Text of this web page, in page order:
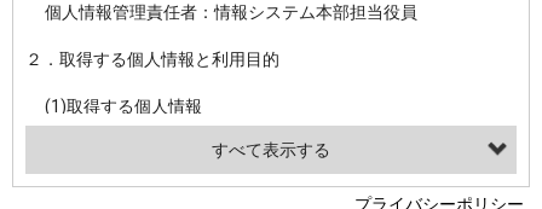
個人情報管理責任者：情報システム本部担当役員
２．取得する個人情報と利用目的
(1)取得する個人情報
プライバシーポリシー